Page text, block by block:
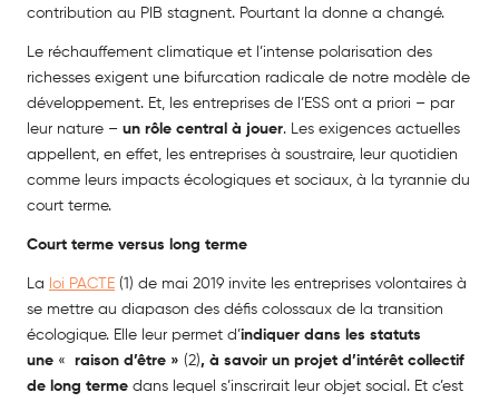
contribution au PIB stagnent. Pourtant la donne a changé.
Le réchauffement climatique et l’intense polarisation des
richesses exigent une bifurcation radicale de notre modèle de
développement. Et, les entreprises de l’ESS ont a priori – par
leur nature – un rôle central à jouer. Les exigences actuelles
appellent, en effet,
les entreprises à soustraire, leur quotidien
comme leurs impacts écologiques et sociaux, à la tyrannie du
court terme.
Court terme versus long terme
La loi PACTE (1) de mai 2019 invite les entreprises volontaires à
se mettre au diapason des défis colossaux de la transition
écologique. Elle leur permet d’indiquer dans les statuts
une « raison d’être » (2), à savoir un projet d’intérêt collectif
de long terme dans lequel s’inscrirait leur objet social. Et c’est